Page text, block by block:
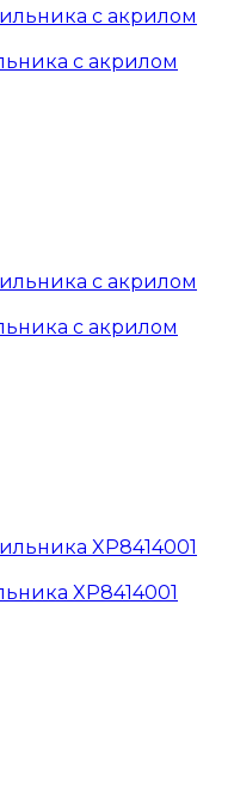
с акрилом
с акрилом
XP8414001